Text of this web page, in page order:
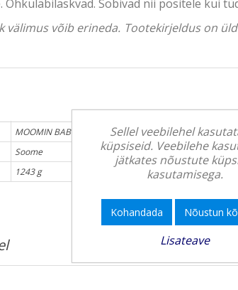
Õhkuläbilaskvad. Sobivad nii positele kui
võib erineda. Tootekirjeldus on
MOOMIN BABY
Soome
1243 g
Sellel veebilehel
küpsiseid. Veebilehe
jätkates nõustute
kasutamisega.
Kohandada Nõustun
Lisateave